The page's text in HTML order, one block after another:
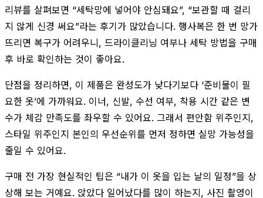
리뷰를 살펴보면 “세탁망에 넣어야 안심돼요”, “보관할 때 걸리
지 않게 신경 써요”라는 후기가 많았습니다. 행사복은 한 번 망가
뜨리면 복구가 어려우니, 드라이클리닝 여부나 세탁 방법을 구매
후 바로 확인하는 것이 좋아요.
단점을 정리하면, 이 제품은 완성도가 낮다기보다 ‘준비물이 필
요한 옷’에 가까워요. 이너, 신발, 수선 여부, 착용 시간 같은 변
수가 체감 만족도를 좌우할 수 있어요. 그래서 편안함 위주인지,
스타일 위주인지 본인의 우선순위를 먼저 정하면 실망 가능성을
줄일 수 있어요.
구매 전 가장 현실적인 팁은 “내가 이 옷을 입는 날의 일정”을 상
상해 보는 거예요. 앉았다 일어났다를 많이 하는지, 사진 촬영이